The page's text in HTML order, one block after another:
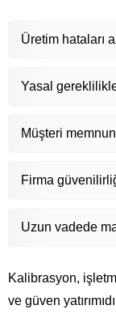
Üretim hataları
Yasal
Müşteri
Firma
Uzun vadede
Kalibrasyon,
ve güven